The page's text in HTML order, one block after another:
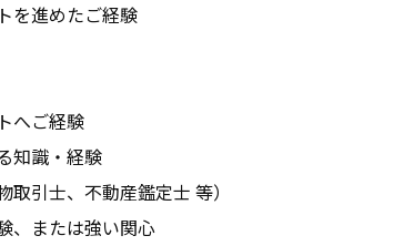
を進めたご経験
へご経験
知識・経験
引士、不動産鑑定士 等）
、または強い関心